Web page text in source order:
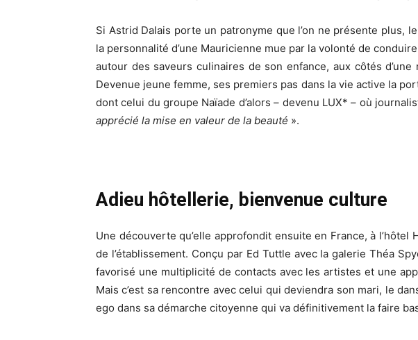
Si Astrid Dalais porte un patronyme que l’on ne présente plus,
la personnalité d’une Mauricienne mue par la volonté de
autour des saveurs culinaires de son enfance, aux côtés
Devenue jeune femme, ses premiers pas dans la vie active la
dont celui du groupe Naïade d’alors – devenu LUX* – où
apprécié la mise en valeur de la beauté ».
Adieu hôtellerie, bienvenue culture
Une découverte qu’elle approfondit ensuite en France, à
de l’établissement. Conçu par Ed Tuttle avec la galerie Théa
favorisé une multiplicité de contacts avec les artistes et une
Mais c’est sa rencontre avec celui qui deviendra son mari, le
ego dans sa démarche citoyenne qui va définitivement la faire